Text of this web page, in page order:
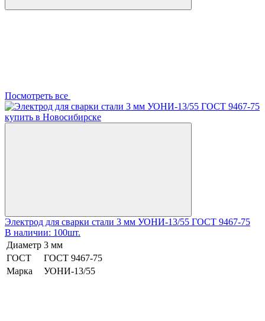
Посмотреть все
Электрод для сварки стали 3 мм УОНИ-13/55 ГОСТ 9467-75
В наличии: 100шт.
Диаметр 3 мм
ГОСТ
ГОСТ 9467-75
Марка
УОНИ-13/55